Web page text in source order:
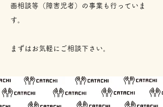
画相談等（障害児者）の事業も行っていま
す。
まずはお気軽にご相談下さい。